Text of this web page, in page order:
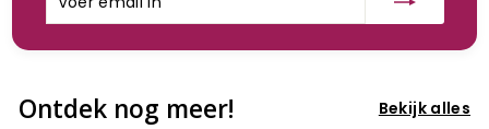
Ontdek nog meer! Bekijk alles